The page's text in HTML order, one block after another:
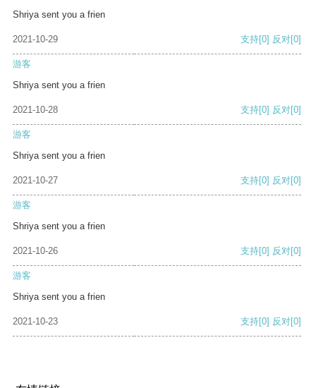
Shriya sent you a frien
2021-10-29 支持[0] 反对[0]
游客
Shriya sent you a frien
2021-10-28 支持[0] 反对[0]
游客
Shriya sent you a frien
2021-10-27 支持[0] 反对[0]
游客
Shriya sent you a frien
2021-10-26 支持[0] 反对[0]
游客
Shriya sent you a frien
2021-10-23 支持[0] 反对[0]